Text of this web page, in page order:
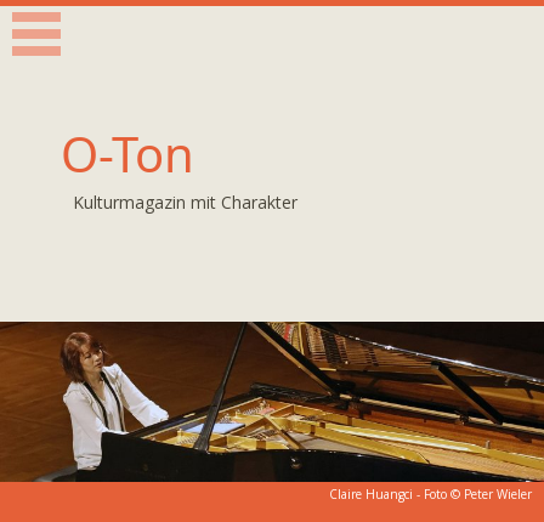
O-Ton
Kulturmagazin mit Charakter
Claire Huangci - Foto © Peter Wieler